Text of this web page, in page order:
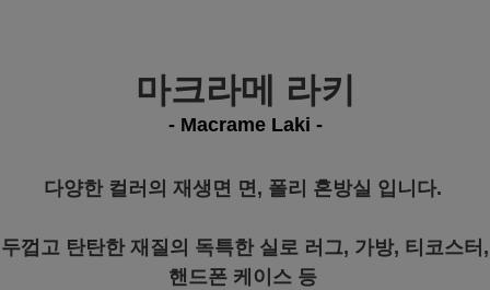
마크라메 라키
- Macrame Laki -
다양한 컬러의 재생면 면, 폴리 혼방실 입니다.
두껍고 탄탄한 재질의 독특한 실로 러그, 가방, 티코스터,
핸드폰 케이스 등